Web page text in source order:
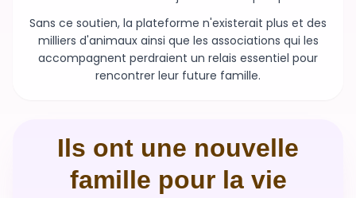
Sans ce soutien, la plateforme n'existerait plus et des
milliers d'animaux ainsi que les associations qui les
accompagnent perdraient un relais essentiel pour
rencontrer leur future famille.
Ils ont une nouvelle
famille pour la vie